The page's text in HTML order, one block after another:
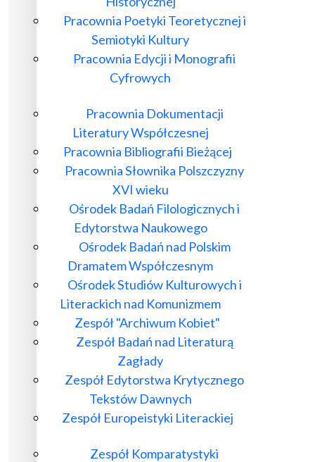
Pracownia Poetyki Teoretycznej i
Semiotyki Kultury
Pracownia Edycji i Monografii
Cyfrowych
Pracownia Dokumentacji
Literatury Współczesnej
Pracownia Bibliografii Bieżącej
Pracownia Słownika Polszczyzny
XVI wieku
Ośrodek Badań Filologicznych i
Edytorstwa Naukowego
Ośrodek Badań nad Polskim
Dramatem Współczesnym
Ośrodek Studiów Kulturowych i
Literackich nad Komunizmem
Zespół "Archiwum Kobiet"
Zespół Badań nad Literaturą
Zagłady
Zespół Edytorstwa Krytycznego
Tekstów Dawnych
Zespół Europeistyki Literackiej
Zespół Komparatystyki